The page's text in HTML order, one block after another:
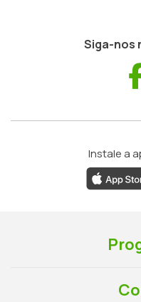
Siga-nos
Instale a